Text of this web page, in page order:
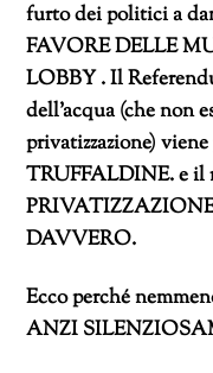
furto dei politici a
FAVORE DELLE
LOBBY .Il
dell’acqua (che non
privatizzazione)
TRUFFALDINE. e il
DAVVERO.
Ecco perché
ANZI